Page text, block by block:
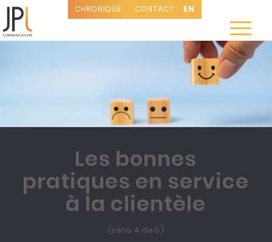
CHRONIQUE CONTACT EN
Les bonnes
pratiques en service
à la clientèle
(série 4 de 5)